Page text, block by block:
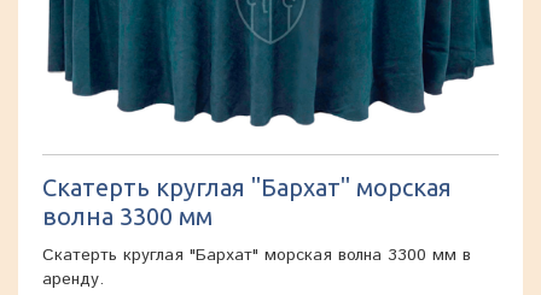
Скатерть круглая "Бархат" морская
волна 3300 мм
Скатерть круглая "Бархат" морская волна 3300 мм в
аренду.